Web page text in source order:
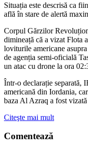
Situația este descrisă ca
află în stare de alertă
Corpul Gărzilor
dimineață că a vizat Flota
loviturile americane
de agenția semi-oficială
un atac cu drone la ora
Într-o declarație separată,
americană din Iordania,
baza Al Azraq a fost
Citeşte mai mult
Comentează